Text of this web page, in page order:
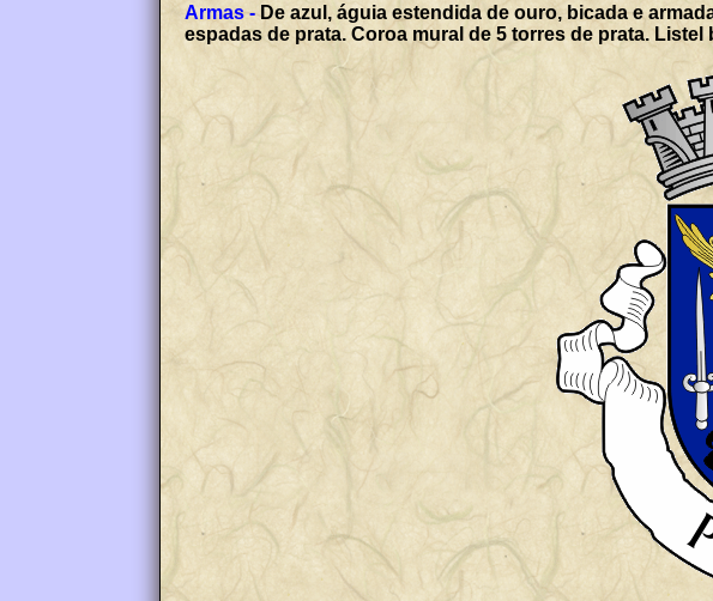
Armas - De azul, águia estendida de ouro, bicada e
espadas de prata. Coroa mural de 5 torres de prata.